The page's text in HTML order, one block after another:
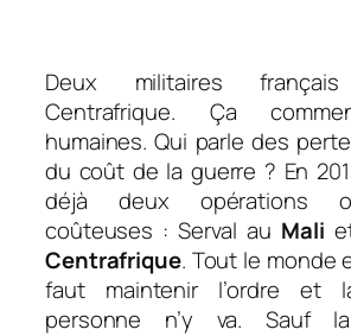
Deux militaires
Centrafrique. Ça
humaines. Qui parle des
du coût de la guerre ? En
déjà deux opérations
coûteuses : Serval au Mali
Centrafrique. Tout le monde
faut maintenir l’ordre et
personne n’y va. Sauf